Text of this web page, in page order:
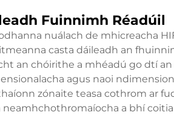
Fuinnimh Réadúil
nuálach de mhicreacha
casta dáileadh an
an chóirithe a mhéadú go dtí an
agus naoi
zónaite teasa cothrom ar
neamhchothromaíocha a bhí